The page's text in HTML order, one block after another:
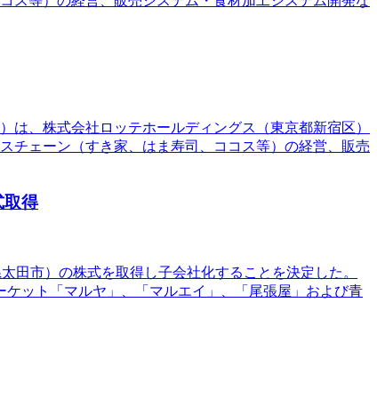
、株式会社ロッテホールディングス（東京都新宿区）
チェーン（すき家、はま寿司、ココス等）の経営、販売
取得
田市）の株式を取得し子会社化することを決定した。
ット「マルヤ」、「マルエイ」、「尾張屋」および青